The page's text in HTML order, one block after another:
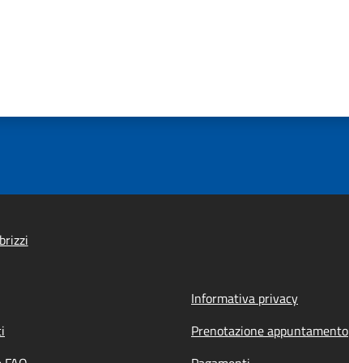
Informativa privacy
Prenotazione appuntamento